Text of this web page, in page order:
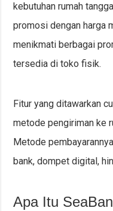
kebutuhan rumah
promosi dengan harga
menikmati berbagai
tersedia di toko fisik.
Fitur yang ditawarkan
metode pengiriman ke
Metode
bank, dompet digital,
Apa Itu